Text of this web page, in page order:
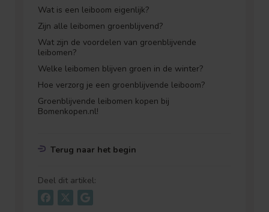
Wat is een leiboom eigenlijk?
Zijn alle leibomen groenblijvend?
Wat zijn de voordelen van groenblijvende
leibomen?
Welke leibomen blijven groen in de winter?
Hoe verzorg je een groenblijvende leiboom?
Groenblijvende leibomen kopen bij
Bomenkopen.nl!
Terug naar het begin
Deel dit artikel: